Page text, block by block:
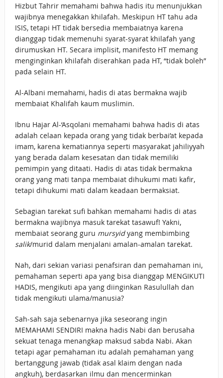
Hizbut Tahrir memahami bahwa hadis itu menunjukkan
wajibnya menegakkan khilafah. Meskipun HT tahu ada
ISIS, tetapi HT tidak bersedia membaiatnya karena
dianggap tidak memenuhi syarat-syarat khilafah yang
dirumuskan HT. Secara implisit, manifesto HT memang
menginginkan khilafah diserahkan pada HT, “tidak boleh”
pada selain HT.
Al-Albani memahami, hadis di atas bermakna wajib
membaiat Khalifah kaum muslimin.
Ibnu Hajar Al-‘Asqolani memahami bahwa hadis di atas
adalah celaan kepada orang yang tidak berbai’at kepada
imam, karena kematiannya seperti masyarakat jahiliyyah
yang berada dalam kesesatan dan tidak memiliki
pemimpin yang ditaati. Hadis di atas tidak bermakna
orang yang mati tanpa membaiat dihukumi mati kafir,
tetapi dihukumi mati dalam keadaan bermaksiat.
Sebagian tarekat sufi bahkan memahami hadis di atas
bermakna wajibnya masuk tarekat tasawuf! Yakni,
membaiat seorang guru mursyidyang membimbing
salik/murid dalam menjalani amalan-amalan tarekat.
Nah, dari sekian variasi penafsiran dan pemahaman ini,
pemahaman seperti apa yang bisa dianggap MENGIKUTI
HADIS, mengikuti apa yang diinginkan Rasulullah dan
tidak mengikuti ulama/manusia?
Sah-sah saja sebenarnya jika seseorang ingin
MEMAHAMI SENDIRI makna hadis Nabi dan berusaha
sekuat tenaga menangkap maksud sabda Nabi. Akan
tetapi agar pemahaman itu adalah pemahaman yang
bertanggung jawab (tidak asal klaim dengan nada
angkuh), berdasarkan ilmu dan mencerminkan